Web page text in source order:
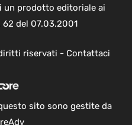
un prodotto editoriale ai
62 del 07.03.2001
riservati - Contattaci
sito sono gestite da